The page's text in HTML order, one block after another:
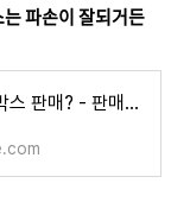
파손이 잘되거든
우체국 스티로폼 아이스박스 판매? - 판매장소, 구하는곳, 다른포장방법안내